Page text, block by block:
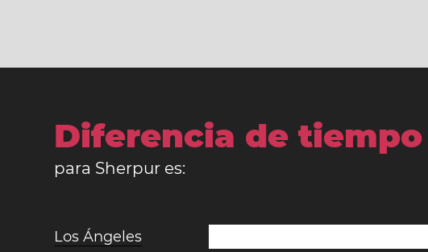
Diferencia de tiempo
para Sherpur es:
Los Ángeles